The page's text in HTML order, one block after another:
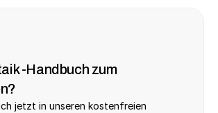
-Handbuch zum
jetzt in unseren kostenfreien